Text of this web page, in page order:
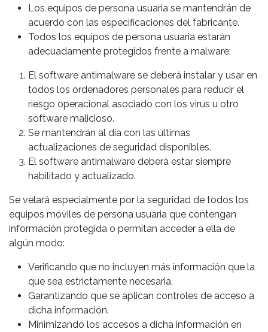
Los equipos de persona usuaria se mantendrán de
acuerdo con las especificaciones del fabricante.
Todos los equipos de persona usuaria estarán
adecuadamente protegidos frente a malware:
El software antimalware se deberá instalar y usar en
todos los ordenadores personales para reducir el
riesgo operacional asociado con los virus u otro
software malicioso.
Se mantendrán al día con las últimas
actualizaciones de seguridad disponibles.
El software antimalware deberá estar siempre
habilitado y actualizado.
Se velará especialmente por la seguridad de todos los
equipos móviles de persona usuaria que contengan
información protegida o permitan acceder a ella de
algún modo:
Verificando que no incluyen más información que la
que sea estrictamente necesaria.
Garantizando que se aplican controles de acceso a
dicha información.
Minimizando los accesos a dicha información en